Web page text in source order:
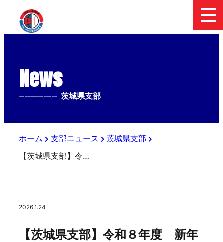
News
-------------- 茨城県支部
ホーム 支部ニュース
茨城県支部
【茨城県支部】令和８年度 新年総会・新年会 開催
2026.1.24
【茨城県支部】令和８年度 新年